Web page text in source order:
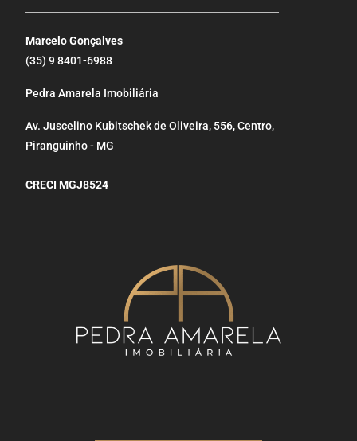
Marcelo Gonçalves
(35) 9 8401-6988
Pedra Amarela Imobiliária
Av. Juscelino Kubitschek de Oliveira, 556, Centro,
Piranguinho - MG
CRECI MGJ8524